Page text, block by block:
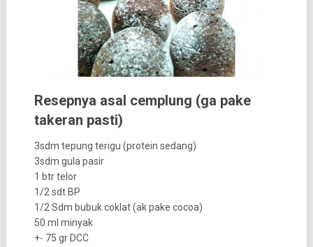
Resepnya asal cemplung (ga pake
takeran pasti)
3sdm tepung terigu (protein sedang)
3sdm gula pasir
1 btr telor
1/2 sdt BP
1/2 Sdm bubuk coklat (ak pake cocoa)
50 ml minyak
+- 75 gr DCC